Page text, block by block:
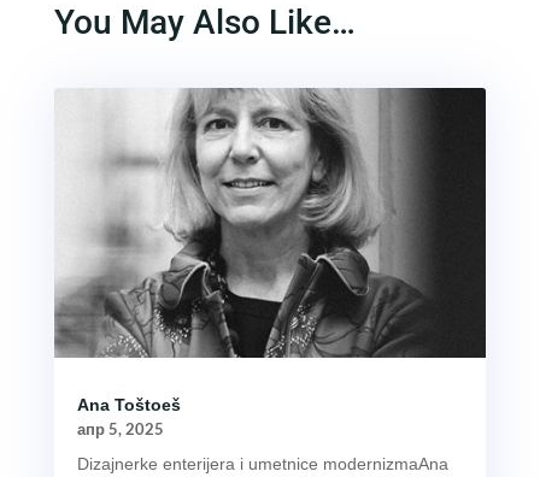
You May Also Like…
Ana Toštoeš
апр 5, 2025
Dizajnerke enterijera i umetnice modernizmaAna